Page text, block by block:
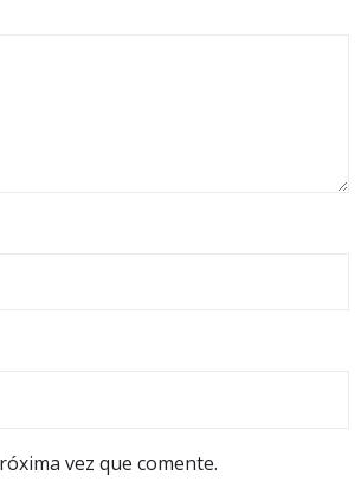
vez que comente.